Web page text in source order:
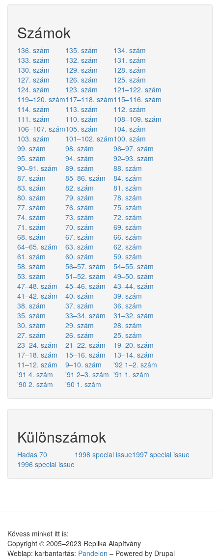
Számok
136. szám 135. szám
134. szám
133. szám
132. szám
131. szám
130. szám
129. szám
128. szám
127. szám
126. szám
125. szám
124. szám
123. szám
121–122. szám
119–120. szám117–118. szám115–116. szám
114. szám
113. szám
112. szám
111. szám
110. szám
108–109. szám
106–107. szám105. szám
104. szám
103. szám
101–102. szám100. szám
99. szám
98. szám
96–97. szám
95. szám
94. szám
92–93. szám
90–91. szám
89. szám
88. szám
87. szám
85–86. szám
84. szám
83. szám
82. szám
81. szám
80. szám
79. szám
78. szám
77. szám
76. szám
75. szám
74. szám
73. szám
72. szám
71. szám
70. szám
69. szám
68. szám
67. szám
66. szám
64–65. szám
63. szám
62. szám
61. szám
60. szám
59. szám
58. szám
56–57. szám
54–55. szám
53. szám
51–52. szám
49–50. szám
47–48. szám
45–46. szám
43–44. szám
41–42. szám
40. szám
39. szám
38. szám
37. szám
36. szám
35. szám
33–34. szám
31–32. szám
30. szám
29. szám
28. szám
27. szám
26. szám
25. szám
23–24. szám
21–22. szám
19–20. szám
17–18. szám
15–16. szám
13–14. szám
11–12. szám
9–10. szám
'92 1–2. szám
'91 4. szám
'91 2–3. szám '91 1. szám
'90 2. szám
'90 1. szám
Különszámok
Hadas 70 1998 special issue1997 special issue
1996 special issue
Kövess minket itt is:
Copyright © 2005–2023 Replika Alapítvány
Weblap: karbantartás: Pandelon – Powered by Drupal